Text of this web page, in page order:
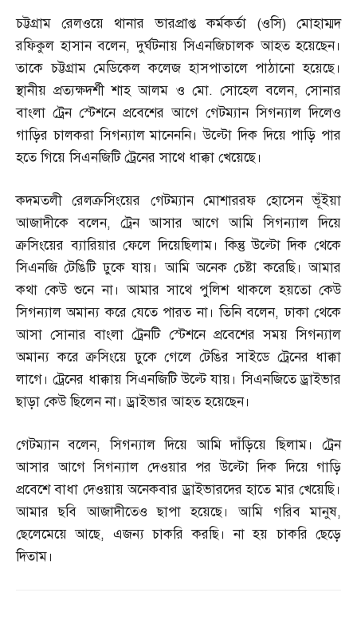
চট্টগ্রাম রেলওয়ে থানার ভারপ্রাপ্ত কর্মকর্তা (ওসি)মোহাম্মদ
রফিকুল হাসান বলেন,দুর্ঘটনায় সিএনজিচালক আহত হয়েছেন।
তাকে চট্টগ্রাম মেডিকেল কলেজ হাসপাতালে পাঠানো হয়েছে।
স্থানীয় প্রত্যক্ষদর্শী শাহ আলম ও মো. সোহেল বলেন, সোনার
বাংলা ট্রেন স্টেশনে প্রবেশের আগে গেটম্যান সিগন্যাল দিলেও
গাড়ির চালকরা সিগন্যাল মানেননি। উল্টো দিক দিয়ে পাড়ি পার
হতে গিয়ে সিএনজিটি ট্রেনের সাথে ধাক্কা খেয়েছে।
কদমতলী রেলক্রসিংয়ের গেটম্যান মোশাররফ হোসেন ভূঁইয়া
আজাদীকে বলেন, ট্রেন আসার আগে আমি সিগন্যাল দিয়ে
ক্রসিংয়ের ব্যারিয়ার ফেলে দিয়েছিলাম। কিন্তু উল্টো দিক থেকে
সিএনজি টেঙিটি ঢুকে যায়। আমি অনেক চেষ্টা করেছি। আমার
কথা কেউ শুনে না। আমার সাথে পুলিশ থাকলে হয়তো কেউ
সিগন্যাল অমান্য করে যেতে পারত না। তিনি বলেন,ঢাকা থেকে
আসা সোনার বাংলা ট্রেনটি স্টেশনে প্রবেশের সময় সিগন্যাল
অমান্য করে ক্রসিংয়ে ঢুকে গেলে টেঙির সাইডে ট্রেনের ধাক্কা
লাগে। ট্রেনের ধাক্কায় সিএনজিটি উল্টে যায়। সিএনজিতে ড্রাইভার
ছাড়া কেউ ছিলেন না। ড্রাইভার আহত হয়েছেন।
গেটম্যান বলেন,সিগন্যাল দিয়ে আমি দাঁড়িয়ে ছিলাম। ট্রেন
আসার আগে সিগন্যাল দেওয়ার পর উল্টো দিক দিয়ে গাড়ি
প্রবেশে বাধা দেওয়ায় অনেকবার ড্রাইভারদের হাতে মার খেয়েছি।
আমার ছবি আজাদীতেও ছাপা হয়েছে। আমি গরিব মানুষ,
ছেলেমেয়ে আছে, এজন্য চাকরি করছি। না হয় চাকরি ছেড়ে
দিতাম।